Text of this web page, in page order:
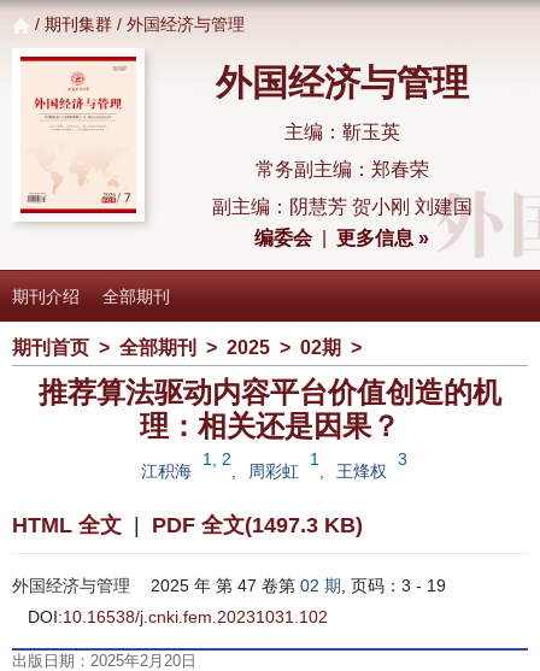
/ 期刊集群 / 外国经济与管理
外国经济与管理
主编：靳玉英
常务副主编：郑春荣
副主编：阴慧芳 贺小刚 刘建国
编委会|更多信息 »
期刊介绍 全部期刊
期刊首页 > 全部期刊 > 2025 > 02期 >
推荐算法驱动内容平台价值创造的机
理：相关还是因果？
江积海
1, 2
周彩虹
1
, 王烽权
3
HTML 全文 PDF 全文(1497.3 KB)
外国经济与管理 2025 年 第 47 卷第 02 期 , 页码：3 - 19
DOI:10.16538/j.cnki.fem.20231031.102
出版日期：2025年2月20日